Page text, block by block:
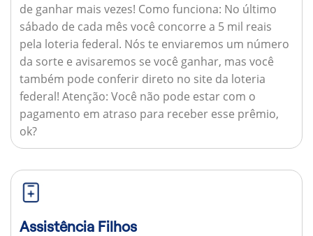
de ganhar mais vezes! Como funciona: No último
sábado de cada mês você concorre a 5 mil reais
pela loteria federal. Nós te enviaremos um número
da sorte e avisaremos se você ganhar, mas você
também pode conferir direto no site da loteria
federal! Atenção: Você não pode estar com o
pagamento em atraso para receber esse prêmio,
ok?
Assistência Filhos